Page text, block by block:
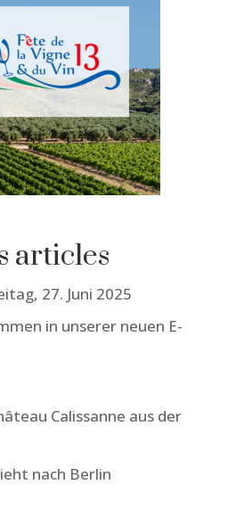
articles
27. Juni 2025
in unserer neuen E-
Calissanne aus der
nach Berlin